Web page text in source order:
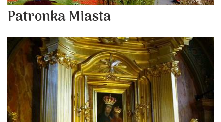
Patronka Miasta